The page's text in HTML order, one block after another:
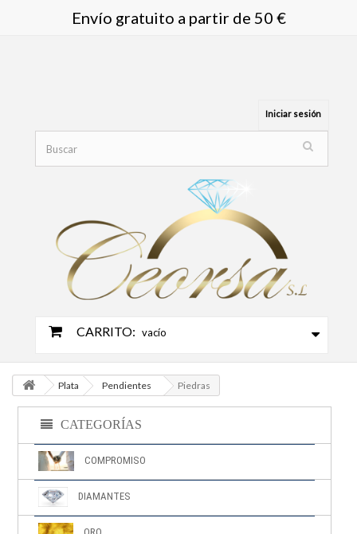
Envío gratuito a partir de 50 €
Iniciar sesión
CARRITO: vacío
Plata Pendientes Piedras
CATEGORÍAS
COMPROMISO
DIAMANTES